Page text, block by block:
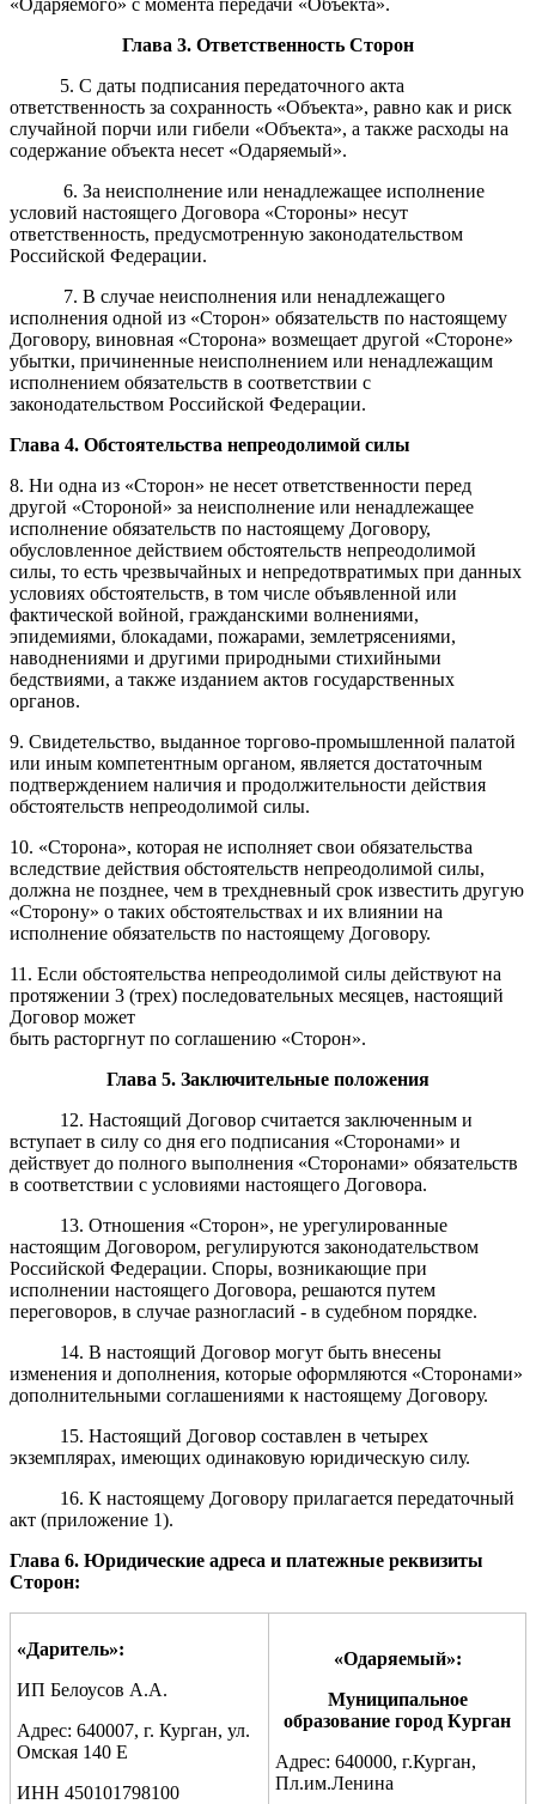
Глава 3. Ответственность Сторон
5. С даты подписания передаточного акта
ответственность за сохранность «Объекта», равно как и риск
случайной порчи или гибели «Объекта», а также расходы на
содержание объекта несет «Одаряемый».
6. За неисполнение или ненадлежащее исполнение
условий настоящего Договора «Стороны» несут
ответственность, предусмотренную законодательством
Российской Федерации.
7. В случае неисполнения или ненадлежащего
исполнения одной из «Сторон» обязательств по настоящему
Договору, виновная «Сторона» возмещает другой «Стороне»
убытки, причиненные неисполнением или ненадлежащим
исполнением обязательств в соответствии с
законодательством Российской Федерации.
Глава 4. Обстоятельства непреодолимой силы
8. Ни одна из «Сторон» не несет ответственности перед
другой «Стороной» за неисполнение или ненадлежащее
исполнение обязательств по настоящему Договору,
обусловленное действием обстоятельств непреодолимой
силы, то есть чрезвычайных и непредотвратимых при данных
условиях обстоятельств, в том числе объявленной или
фактической войной, гражданскими волнениями,
эпидемиями, блокадами, пожарами, землетрясениями,
наводнениями и другими природными стихийными
бедствиями, а также изданием актов государственных
органов.
9. Свидетельство, выданное торгово-промышленной палатой
или иным компетентным органом, является достаточным
подтверждением наличия и продолжительности действия
обстоятельств непреодолимой силы.
10. «Сторона», которая не исполняет свои обязательства
вследствие действия обстоятельств непреодолимой силы,
должна не позднее, чем в трехдневный срок известить другую
«Сторону» о таких обстоятельствах и их влиянии на
исполнение обязательств по настоящему Договору.
11. Если обстоятельства непреодолимой силы действуют на
протяжении 3 (трех) последовательных месяцев, настоящий
Договор может
быть расторгнут по соглашению «Сторон».
Глава 5. Заключительные положения
12. Настоящий Договор считается заключенным и
вступает в силу со дня его подписания «Сторонами» и
действует до полного выполнения «Сторонами» обязательств
в соответствии с условиями настоящего Договора.
13. Отношения «Сторон», не урегулированные
настоящим Договором, регулируются законодательством
Российской Федерации. Споры, возникающие при
исполнении настоящего Договора, решаются путем
переговоров, в случае разногласий - в судебном порядке.
14. В настоящий Договор могут быть внесены
изменения и дополнения, которые оформляются «Сторонами»
дополнительными соглашениями к настоящему Договору.
15. Настоящий Договор составлен в четырех
экземплярах, имеющих одинаковую юридическую силу.
16. К настоящему Договору прилагается передаточный
акт (приложение 1).
Глава 6. Юридические адреса и платежные реквизиты
Сторон:
«Даритель»:
ИП Белоусов А.А.
Адрес: 640007, г. Курган, ул.
Омская 140 Е
ИНН 450101798100
«Одаряемый»:
Муниципальное
образование город Курган
Адрес: 640000, г.Курган,
Пл.им.Ленина